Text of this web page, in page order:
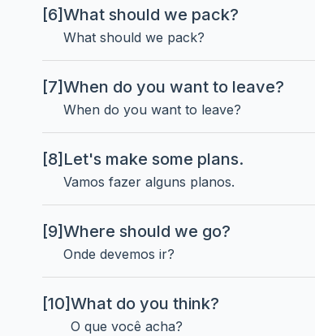
[6]What should we pack?
What should we pack?
[7]When do you want to leave?
When do you want to leave?
[8] Let's make some plans.
Vamos fazer alguns planos.
[9]Where should we go?
Onde devemos ir?
[10]What do you think?
O que você acha?